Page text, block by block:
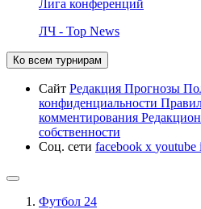
Лига конференций
ЛЧ - Top News
Ко всем турнирам
Сайт Редакция Прогнозы
конфиденциальности
комментирования
собственности
Соц. сети facebook x youtube
Футбол 24